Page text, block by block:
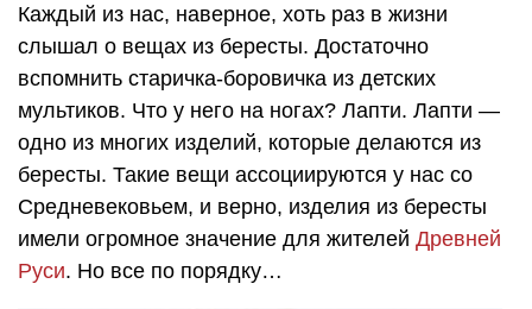
Каждый из нас, наверное, хоть раз в жизни
слышал о вещах из бересты. Достаточно
вспомнить старичка-боровичка из детских
мультиков. Что у него на ногах? Лапти. Лапти —
одно из многих изделий, которые делаются из
бересты. Такие вещи ассоциируются у нас со
Средневековьем, и верно, изделия из бересты
имели огромное значение для жителей Древней
Руси. Но все по порядку…